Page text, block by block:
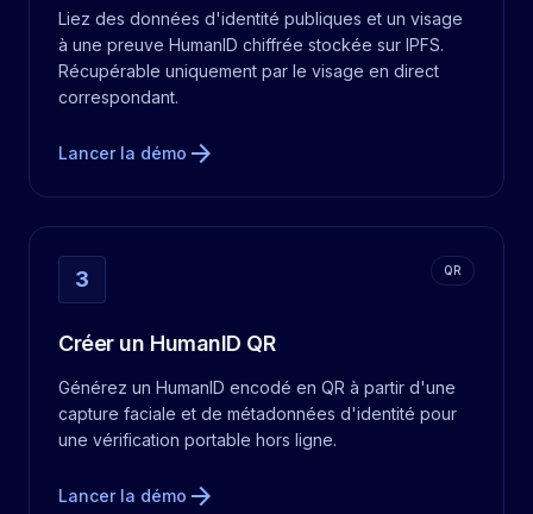
Liez des données d'identité publiques et un visage
à une preuve HumanID chiffrée stockée sur IPFS.
Récupérable uniquement par le visage en direct
correspondant.
Lancer la démo arrow_forward
3 QR
Créer un HumanID QR
Générez un HumanID encodé en QR à partir d'une
capture faciale et de métadonnées d'identité pour
une vérification portable hors ligne.
Lancer la démo arrow_forward